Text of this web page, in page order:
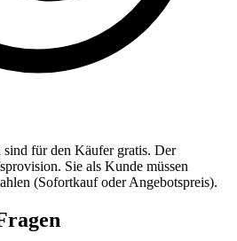
für den Käufer gratis. Der
Sie als Kunde müssen
(Sofortkauf oder Angebotspreis).